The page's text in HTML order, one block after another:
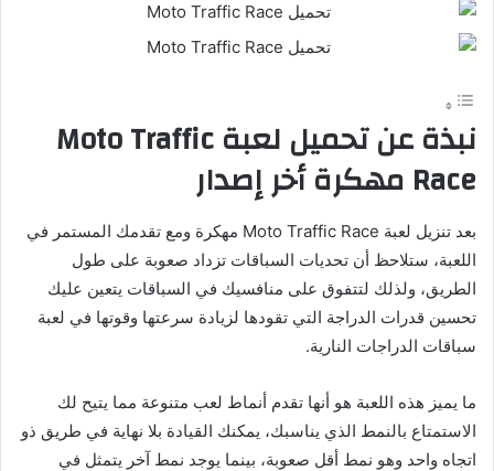
نبذة عن تحميل لعبة Moto Traffic
Race مهكرة أخر إصدار
بعد تنزيل لعبة Moto Traffic Race مهكرة ومع تقدمك المستمر في
اللعبة، ستلاحظ أن تحديات السباقات تزداد صعوبة على طول
الطريق، ولذلك لتتفوق على منافسيك في السباقات يتعين عليك
تحسين قدرات الدراجة التي تقودها لزيادة سرعتها وقوتها في لعبة
سباقات الدراجات النارية.
ما يميز هذه اللعبة هو أنها تقدم أنماط لعب متنوعة مما يتيح لك
الاستمتاع بالنمط الذي يناسبك، يمكنك القيادة بلا نهاية في طريق ذو
اتجاه واحد وهو نمط أقل صعوبة، بينما يوجد نمط آخر يتمثل في